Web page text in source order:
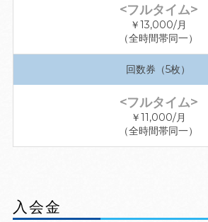
￥13,000/月
（全時間帯同一）
回数券（5枚）
￥11,000/月
（全時間帯同一）
入会金